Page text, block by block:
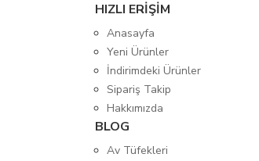
HIZLI ERİŞİM
Anasayfa
Yeni Ürünler
İndirimdeki Ürünler
Sipariş Takip
Hakkımızda
BLOG
Av Tüfekleri